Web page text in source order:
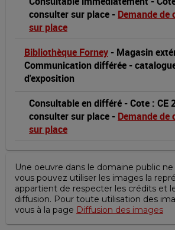
Institute,
Williamstown,
Massachusetts,
october
1999-
january
2,
2000
consulter sur place - Demande
sur place
Bibliothèque Forney - Magasin
Communication différée -
d'exposition
Consultable en différé -Cote : CE
consulter sur place - Demande
sur place
Une oeuvre dans le domaine public
vous pouvez utiliser les images la
appartient de respecter les crédits et
diffusion. Pour toute utilisation des
vous à la page Diffusion des images